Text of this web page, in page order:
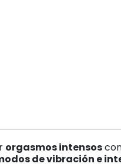
orgasmos intensos
de vibración e